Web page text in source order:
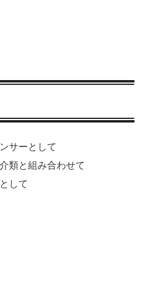
サーとして
類と組み合わせて
して